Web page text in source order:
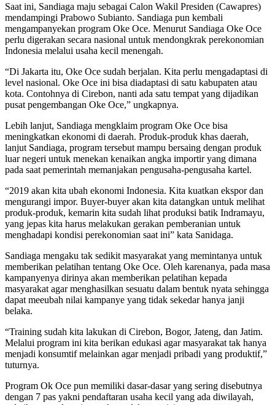
Saat ini, Sandiaga maju sebagai Calon Wakil Presiden (Cawapres)
mendampingi Prabowo Subianto. Sandiaga pun kembali
mengampanyekan program Oke Oce. Menurut Sandiaga Oke Oce
perlu digerakan secara nasional untuk mendongkrak perekonomian
Indonesia melalui usaha kecil menengah.
“Di Jakarta itu, Oke Oce sudah berjalan. Kita perlu mengadaptasi di
level nasional. Oke Oce ini bisa diadaptasi di satu kabupaten atau
kota. Contohnya di Cirebon, nanti ada satu tempat yang dijadikan
pusat pengembangan Oke Oce,” ungkapnya.
Lebih lanjut, Sandiaga mengklaim program Oke Oce bisa
meningkatkan ekonomi di daerah. Produk-produk khas daerah,
lanjut Sandiaga, program tersebut mampu bersaing dengan produk
luar negeri untuk menekan kenaikan angka importir yang dimana
pada saat pemerintah memanjakan pengusaha-pengusaha kartel.
“2019 akan kita ubah ekonomi Indonesia. Kita kuatkan ekspor dan
mengurangi impor. Buyer-buyer akan kita datangkan untuk melihat
produk-produk, kemarin kita sudah lihat produksi batik Indramayu,
yang jepas kita harus melakukan gerakan pemberanian untuk
menghadapi kondisi perekonomian saat ini” kata Sanidaga.
Sandiaga mengaku tak sedikit masyarakat yang memintanya untuk
memberikan pelatihan tentang Oke Oce. Oleh karenanya, pada masa
kampanyenya dirinya akan memberikan pelatihan kepada
masyarakat agar menghasilkan sesuatu dalam bentuk nyata sehingga
dapat meeubah nilai kampanye yang tidak sekedar hanya janji
belaka.
“Training sudah kita lakukan di Cirebon, Bogor, Jateng, dan Jatim.
Melalui program ini kita berikan edukasi agar masyarakat tak hanya
menjadi konsumtif melainkan agar menjadi pribadi yang produktif,”
tuturnya.
Program Ok Oce pun memiliki dasar-dasar yang sering disebutnya
dengan 7 pas yakni pendaftaran usaha kecil yang ada diwilayah,